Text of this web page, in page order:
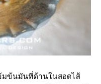
มข้นมันที่ด้านในสอดไส้